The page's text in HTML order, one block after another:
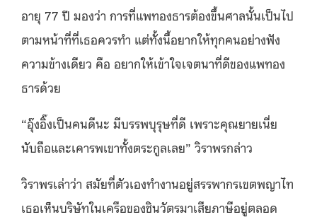
อายุ 77 ปี มองว่า การที่แพทองธารต้องขึ้นศาลนั้นเป็นไป
ตามหน้าที่ที่เธอควรทำ แต่ทั้งนี้อยากให้ทุกคนอย่างฟัง
ความข้างเดียว คือ อยากให้เข้าใจเจตนาที่ดีของแพทอง
ธารด้วย
“อุ๊งอิ๊งเป็นคนดีนะ มีบรรพบุรุษที่ดี เพราะคุณยายเนี่ย
นับถือและเคารพเขาทั้งตระกูลเลย” วิราพรกล่าว
วิราพรเล่าว่า สมัยที่ตัวเองทำงานอยู่สรรพากรเขตพญาไท
เธอเห็นบริษัทในเครือของชินวัตรมาเสียภาษีอยู่ตลอด